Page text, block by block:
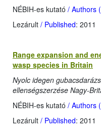
NÉBIH-es kutató / Authors
Lezárult / Published: 2011
Range expansion and
wasp species in Britain
Nyolc idegen
ellenségszerzése Nagy-
NÉBIH-es kutató / Authors
Lezárult / Published: 2011